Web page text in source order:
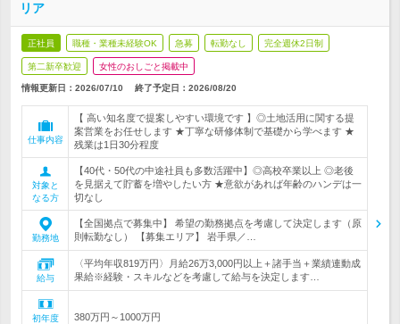
リア
正社員 職種・業種未経験OK 急募 転勤なし 完全週休2日制
第二新卒歓迎 女性のおしごと掲載中
情報更新日：2026/07/10 終了予定日： 2026/08/20
仕事内容
【 高い知名度で提案しやすい環境です 】◎土地活用に関する提
案営業をお任せします ★丁寧な研修体制で基礎から学べます ★
残業は1日30分程度
対象と
なる方
【40代・50代の中途社員も多数活躍中】◎高校卒業以上 ◎老後
を見据えて貯蓄を増やしたい方 ★意欲があれば年齢のハンデは一
切なし
勤務地
【全国拠点で募集中】 希望の勤務拠点を考慮して決定します（原
則転勤なし） 【募集エリア】 岩手県／…
給与
〈平均年収819万円〉月給26万3,000円以上＋諸手当＋業績連動成
果給※経験・スキルなどを考慮して給与を決定します…
初年度
380万円～1000万円